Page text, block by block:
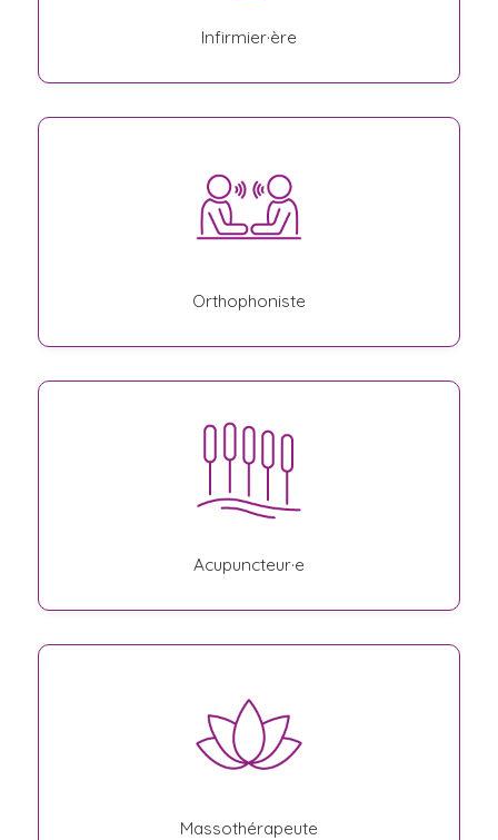
Infirmier·ère
Orthophoniste
Acupuncteur·e
Massothérapeute